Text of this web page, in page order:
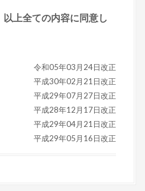
上全ての内容に同意し
令和05年03月24日改正
平成30年02月21日改正
平成29年07月27日改正
平成28年12月17日改正
平成29年04月21日改正
平成29年05月16日改正